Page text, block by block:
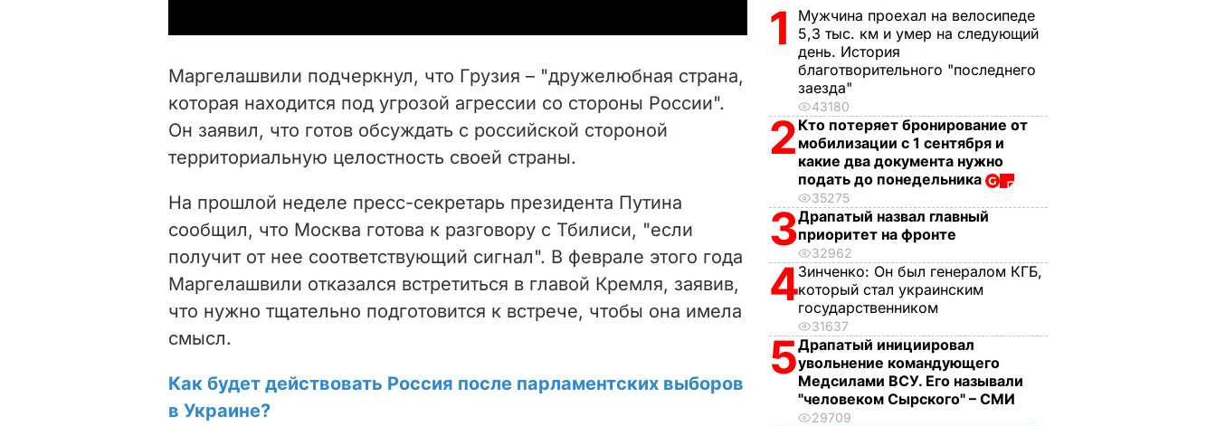
i
d
o
Маргелашвили подчеркнул, что Грузия – "дружелюбная страна,
которая находится под угрозой агрессии со стороны России".
Он заявил, что готов обсуждать с российской стороной
территориальную целостность своей страны.
На прошлой неделе пресс-секретарь президента Путина
сообщил, что Москва готова к разговору с Тбилиси, "если
получит от нее соответствующий сигнал". В феврале этого года
Маргелашвили отказался встретиться в главой Кремля, заявив,
что нужно тщательно подготовится к встрече, чтобы она имела
смысл.
Как будет действовать Россия после парламентских выборов
в Украине?
1
Мужчина проехал на велосипеде
5,3 тыс. км и умер на следующий
день. История
благотворительного "последнего
заезда"
43180
2 Кто потеряет бронирование от
мобилизации с 1 сентября и
какие два документа нужно
подать до понедельника
35275
3Драпатый назвал главный
приоритет на фронте
32962
4Зинченко: Он был генералом КГБ,
который стал украинским
государственником
31637
5Драпатый инициировал
увольнение командующего
Медсилами ВСУ. Его называли
"человеком Сырского" – СМИ
29709